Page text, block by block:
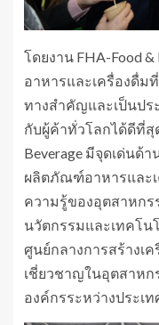
โดยงาน FHA-Food
อาหารและเครื่องดื่ม
ทางสำคัญและเป็นป
กับผู้ค้าทั่วโลกได้ดีที่สุ
Beverage มีจุดเด่นด้
ผลิตภัณฑ์อาหารและเ
ความรู้ของอุตสาหกร
นวัตกรรมและเทคโน
ศูนย์กลางการสร้างเ
เชี่ยวชาญในอุตสาห
องค์กรระหว่างประเ